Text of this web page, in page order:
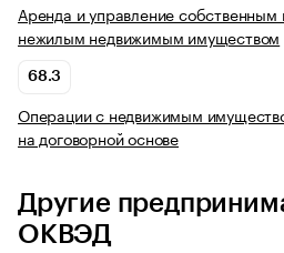
Аренда и управление
нежилым недвижимым имуществом
68.3
Операции с недвижимым
на договорной основе
Другие
ОКВЭД